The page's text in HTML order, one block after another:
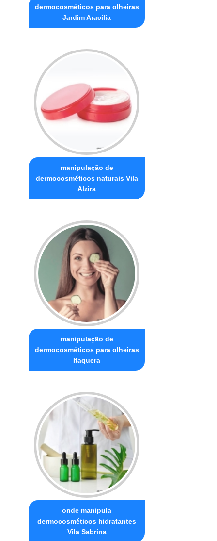
dermocosméticos para olheiras
Jardim Aracília
manipulação de
dermocosméticos naturais Vila
Alzira
manipulação de
dermocosméticos para olheiras
Itaquera
onde manipula
dermocosméticos hidratantes
Vila Sabrina